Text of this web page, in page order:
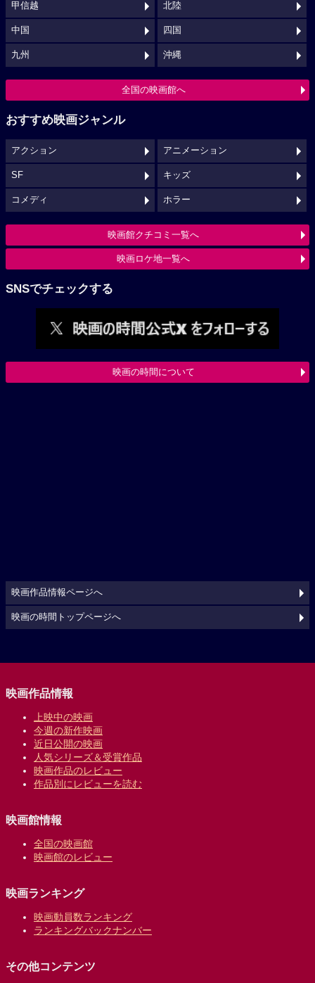
甲信越 北陸
中国 四国
九州 沖縄
全国の映画館へ
おすすめ映画ジャンル
アクション アニメーション
SF キッズ
コメディ ホラー
映画館クチコミ一覧へ
映画ロケ地一覧へ
SNSでチェックする
映画の時間について
映画作品情報ページへ
映画の時間トップページへ
映画作品情報
上映中の映画
今週の新作映画
近日公開の映画
人気シリーズ＆受賞作品
映画作品のレビュー
作品別にレビューを読む
映画館情報
全国の映画館
映画館のレビュー
映画ランキング
映画動員数ランキング
ランキングバックナンバー
その他コンテンツ